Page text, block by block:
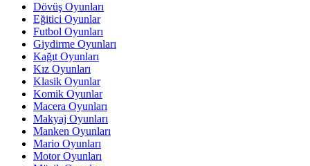
Dövüş Oyunları
Eğitici Oyunlar
Futbol Oyunları
Giydirme Oyunları
Kağıt Oyunları
Kız Oyunları
Klasik Oyunlar
Komik Oyunlar
Macera Oyunları
Makyaj Oyunları
Manken Oyunları
Mario Oyunları
Motor Oyunları